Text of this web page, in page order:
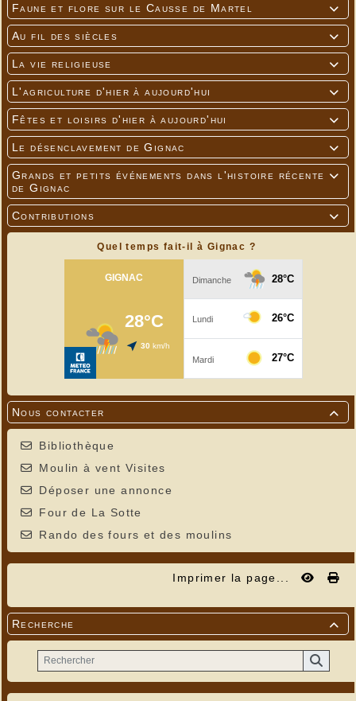

Faune et flore sur le Causse de Martel

Au fil des siècles

La vie religieuse

L'agriculture d'hier à aujourd'hui

Fêtes et loisirs d'hier à aujourd'hui

Le désenclavement de Gignac

Grands et petits événements dans l'histoire récente
de Gignac

Contributions
Quel temps fait-il à Gignac ?

Nous contacter
Bibliothèque
Moulin à vent Visites
Déposer une annonce
Four de La Sotte
Rando des fours et des moulins
Imprimer la page...

Recherche